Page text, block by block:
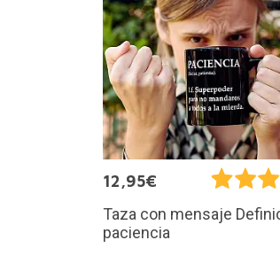
12,95€
Taza con mensaje
paciencia